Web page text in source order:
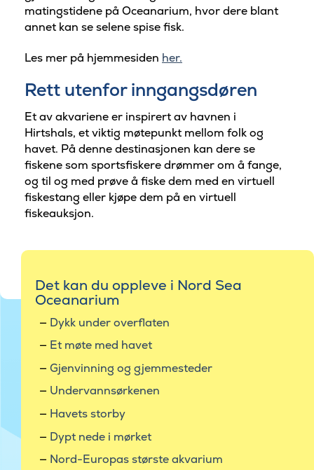
matingstidene på Oceanarium, hvor dere blant
annet kan se selene spise fisk.
Les mer på hjemmesiden her.
Rett utenfor inngangsdøren
Et av akvariene er inspirert av havnen i
Hirtshals, et viktig møtepunkt mellom folk og
havet. På denne destinasjonen kan dere se
fiskene som sportsfiskere drømmer om å fange,
og til og med prøve å fiske dem med en virtuell
fiskestang eller kjøpe dem på en virtuell
fiskeauksjon.
Det kan du oppleve i Nord Sea
Oceanarium
Dykk under overflaten
Et møte med havet
Gjenvinning og gjemmesteder
Undervannsørkenen
Havets storby
Dypt nede i mørket
Nord-Europas største akvarium